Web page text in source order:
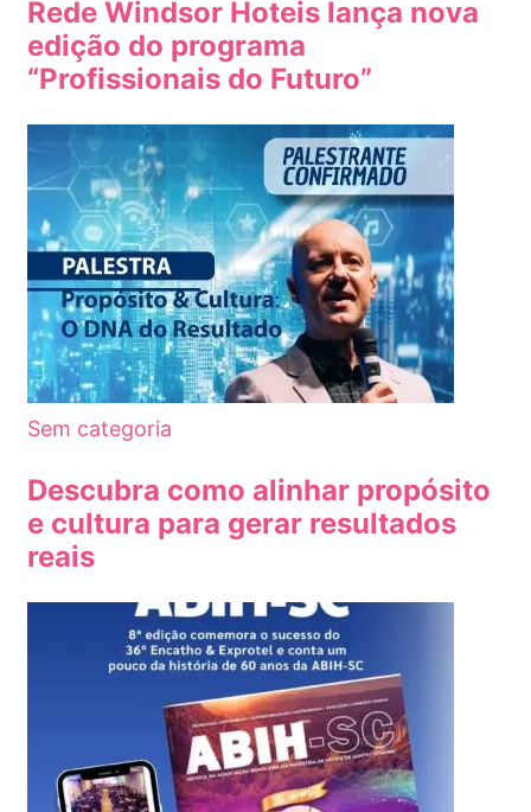
Rede Windsor Hoteis lança nova
edição do programa
“Profissionais do Futuro”
Sem categoria
Descubra como alinhar propósito
e cultura para gerar resultados
reais